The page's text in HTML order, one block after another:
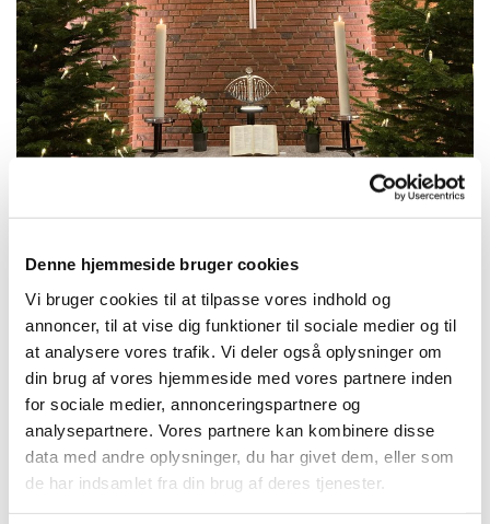
Denne hjemmeside bruger cookies
Vi bruger cookies til at tilpasse vores indhold og
annoncer, til at vise dig funktioner til sociale medier og til
at analysere vores trafik. Vi deler også oplysninger om
din brug af vores hjemmeside med vores partnere inden
for sociale medier, annonceringspartnere og
analysepartnere. Vores partnere kan kombinere disse
data med andre oplysninger, du har givet dem, eller som
de har indsamlet fra din brug af deres tjenester.
Torsdag 25. december 2025, kl. 11:00
Hundige Kirke, Eriksmindevej 20, 2670
Greve
Sanne Dahlin